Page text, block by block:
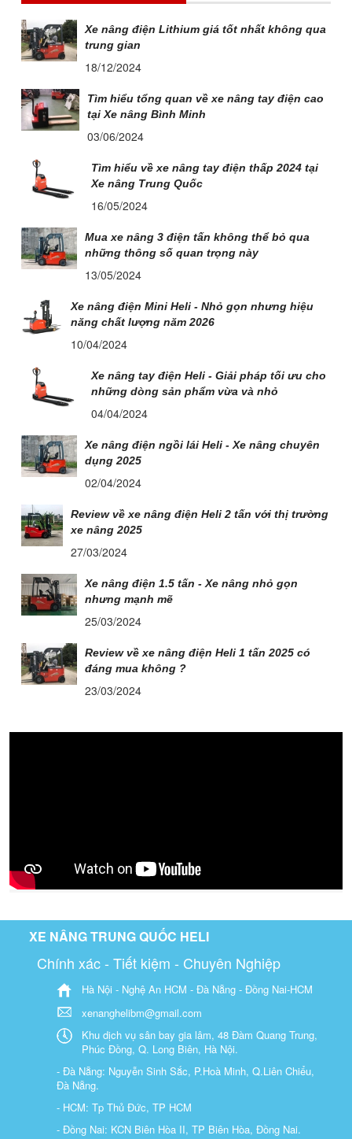
Xe nâng điện Lithium giá tốt nhất không qua
trung gian
18/12/2024
Tìm hiểu tổng quan về xe nâng tay điện cao
tại Xe nâng Bình Minh
03/06/2024
Tìm hiểu về xe nâng tay điện thấp 2024 tại
Xe nâng Trung Quốc
16/05/2024
Mua xe nâng 3 điện tấn không thể bỏ qua
những thông số quan trọng này
13/05/2024
Xe nâng điện Mini Heli - Nhỏ gọn nhưng hiệu
năng chất lượng năm 2026
10/04/2024
Xe nâng tay điện Heli - Giải pháp tối ưu cho
những dòng sản phẩm vừa và nhỏ
04/04/2024
Xe nâng điện ngồi lái Heli - Xe nâng chuyên
dụng 2025
02/04/2024
Review về xe nâng điện Heli 2 tấn với thị trường
xe nâng 2025
27/03/2024
Xe nâng điện 1.5 tấn - Xe nâng nhỏ gọn
nhưng mạnh mẽ
25/03/2024
Review về xe nâng điện Heli 1 tấn 2025 có
đáng mua không ?
23/03/2024
XE NÂNG TRUNG QUỐC HELI
Chính xác - Tiết kiệm - Chuyên Nghiệp
Hà Nội - Nghệ An HCM - Đà Nẵng - Đồng Nai-HCM
xenanghelibm@gmail.com
Khu dịch vụ sân bay gia lâm, 48 Đàm Quang Trung,
Phúc Đồng, Q. Long Biên, Hà Nội.
- Đà Nẵng: Nguyễn Sinh Sắc, P.Hoà Minh, Q.Liên Chiểu,
Đà Nẵng.
- HCM: Tp Thủ Đức, TP HCM
- Đồng Nai: KCN Biên Hòa II, TP Biên Hòa, Đồng Nai.